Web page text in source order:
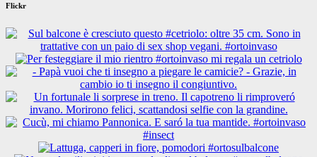
Flickr